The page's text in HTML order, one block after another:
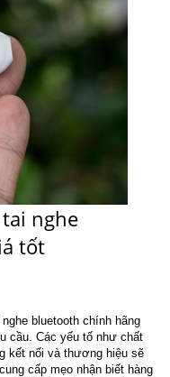
nghe
tốt
bluetooth chính hãng
cầu. Các yếu tố như chất
kết nối và thương hiệu sẽ
cấp mẹo nhận biết hàng